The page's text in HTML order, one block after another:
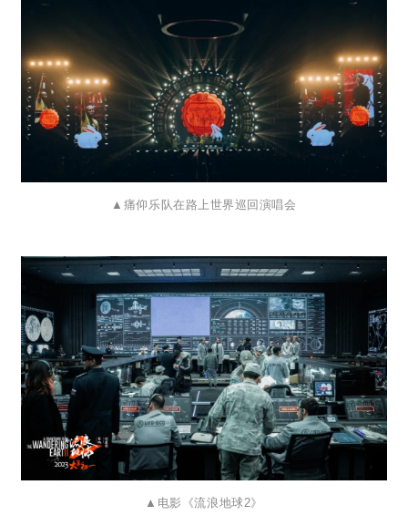
▲ 痛仰乐队在路上世界巡回演唱会
▲ 电影《流浪地球2》